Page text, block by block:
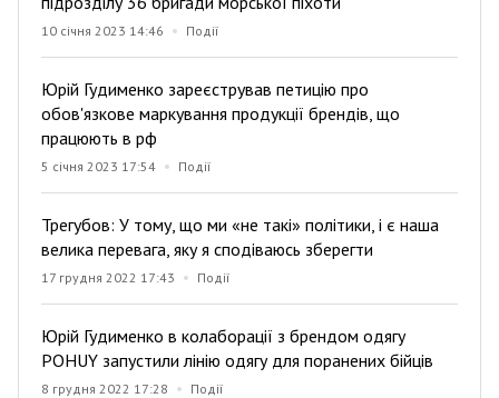
10 січня 2023 14:46 Події
Юрій Гудименко зареєстрував петицію про
обов'язкове маркування продукції брендів, що
працюють в рф
5 січня 2023 17:54 Події
Трегубов: У тому, що ми «не такі» політики, і є наша
велика перевага, яку я сподіваюсь зберегти
17 грудня 2022 17:43 Події
Юрій Гудименко в колаборації з брендом одягу
POHUY запустили лінію одягу для поранених бійців
8 грудня 2022 17:28 Події